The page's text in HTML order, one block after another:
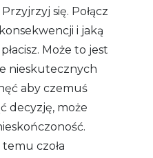
Przyjrzyj się. Połącz
i jaką
Może to jest
nieskutecznych
aby czemuś
decyzję, może
czoła